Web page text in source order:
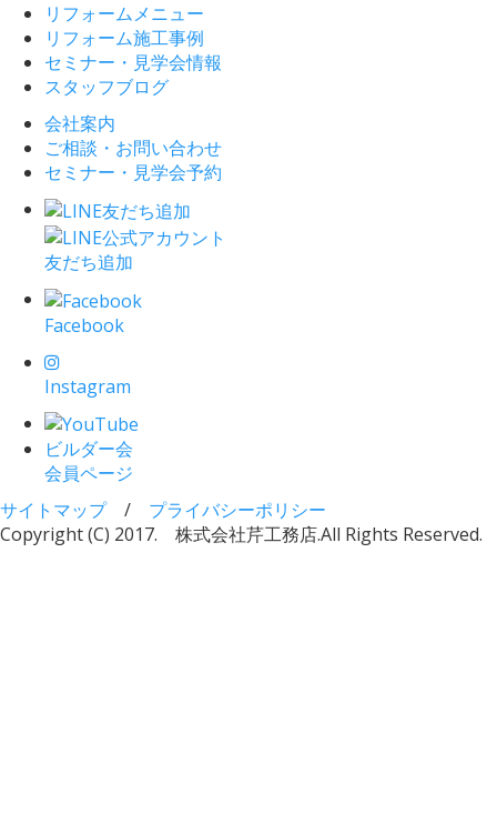
リフォームメニュー
リフォーム施工事例
セミナー・見学会情報
スタッフブログ
会社案内
ご相談・お問い合わせ
セミナー・見学会予約
友だち追加
Facebook
Instagram
ビルダー会
会員ページ
サイトマップ/ プライバシーポリシー
Copyright (C) 2017. 株式会社芹工務店.All Rights Reserved.